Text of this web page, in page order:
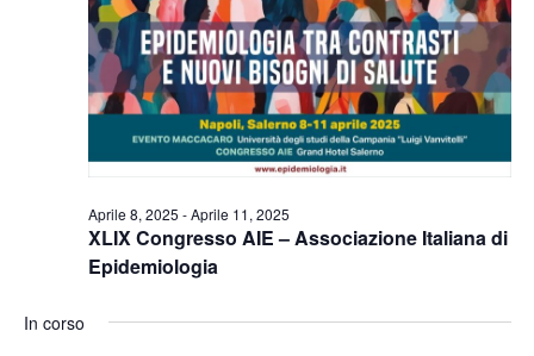
XLIX Congresso AIE – Associazione Italiana di
Epidemiologia
Aprile 8, 2025 -Aprile 11, 2025
In corso